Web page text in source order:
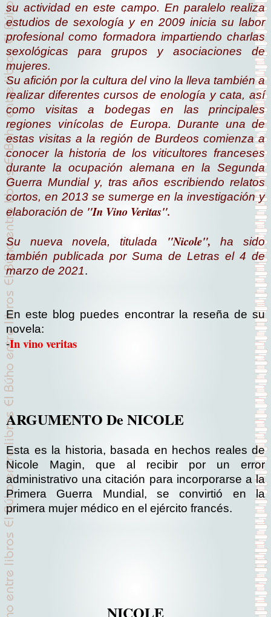
su actividad en este campo. En paralelo realiza
estudios de sexología y en 2009 inicia su labor
profesional como formadora impartiendo charlas
sexológicas para grupos y asociaciones de
mujeres.
Su afición por la cultura del vino la lleva también a
realizar diferentes cursos de enología y cata, así
como visitas a bodegas en las principales
regiones vinícolas de Europa. Durante una de
estas visitas a la región de Burdeos comienza a
conocer la historia de los viticultores franceses
durante la ocupación alemana en la Segunda
Guerra Mundial y, tras años escribiendo relatos
cortos, en 2013 se sumerge en la investigación y
elaboración de "In Vino Veritas".
Su nueva novela, titulada "Nicole",ha sido
también publicada por Suma de Letras el 4 de
marzo de 2021.
En este blog puedes encontrar la reseña de su
novela:
-In vino veritas
ARGUMENTO De NICOLE
Esta es la historia, basada en hechos reales de
Nicole Magin, que al recibir por un error
administrativo una citación para incorporarse a la
Primera Guerra Mundial, se convirtió en la
primera mujer médico en el ejército francés.
NICOLE